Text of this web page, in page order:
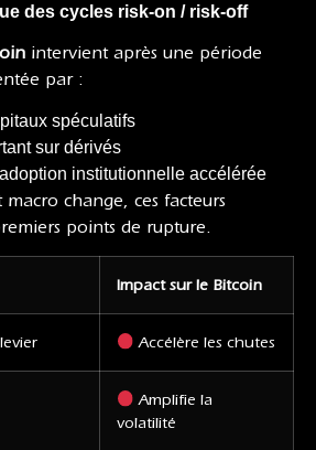
des cycles risk-on / risk-off
intervient après une période
par :
spéculatifs
sur dérivés
institutionnelle accélérée
macro change, ces facteurs
points de rupture.
Impact sur le Bitcoin
Accélère les chutes
Amplifie la
volatilité